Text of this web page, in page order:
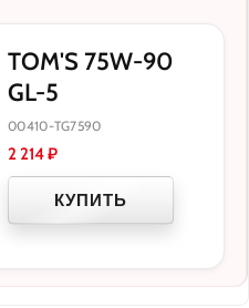
TOM'S 75W-90
GL-5
00410-TG7590
2 214₽
КУПИТЬ